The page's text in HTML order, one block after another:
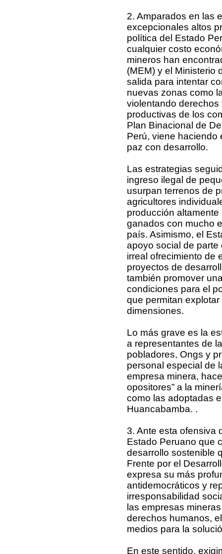
2. Amparados en las
excepcionales altos
política del Estado
cualquier costo
mineros han
(MEM) y el Ministerio
salida para intentar
nuevas zonas como
violentando
productivas de los
Plan Binacional de
Perú, viene haciendo
paz con desarrollo.
Las estrategias
ingreso ilegal de
usurpan terrenos de
agricultores
producción
ganados con mucho
país. Asimismo, el
apoyo social de
irreal ofrecimiento de
proyectos de
también promover
condiciones para el
que permitan
dimensiones.
Lo más grave es la
a representantes de
pobladores, Ongs y
personal especial de
empresa minera,
opositores” a la
como las adoptadas
Huancabamba. .
3. Ante esta ofensiva
Estado Peruano que
desarrollo sostenible
Frente por el
expresa su más
antidemocráticos y
irresponsabilidad
las empresas
derechos humanos,
medios para la
En este sentido,